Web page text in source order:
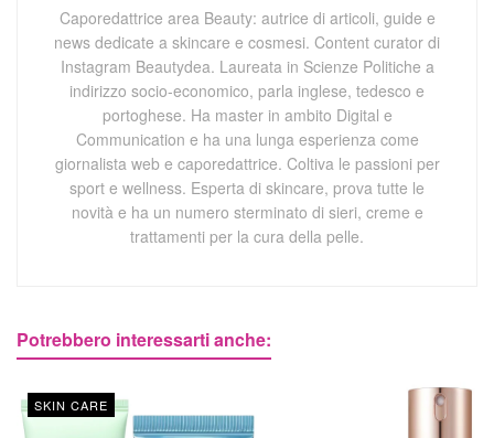
Caporedattrice area Beauty: autrice di articoli, guide e
news dedicate a skincare e cosmesi. Content curator di
Instagram Beautydea. Laureata in Scienze Politiche a
indirizzo socio-economico, parla inglese, tedesco e
portoghese. Ha master in ambito Digital e
Communication e ha una lunga esperienza come
giornalista web e caporedattrice. Coltiva le passioni per
sport e wellness. Esperta di skincare, prova tutte le
novità e ha un numero sterminato di sieri, creme e
trattamenti per la cura della pelle.
Potrebbero interessarti anche:
SKIN CARE